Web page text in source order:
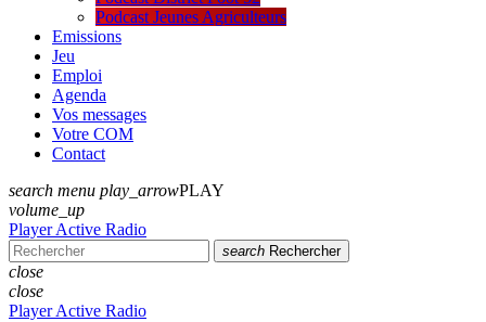
Podcast Jeunes Agriculteurs
Emissions
Jeu
Emploi
Agenda
Vos messages
Votre COM
Contact
search menu play_arrowPLAY
volume_up
Player Active Radio
search Rechercher
close
close
Player Active Radio